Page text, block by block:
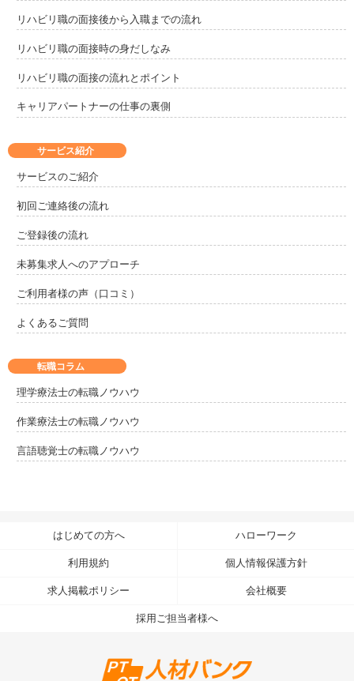
サービス紹介
サービスのご紹介
初回ご連絡後の流れ
ご登録後の流れ
未募集求人へのアプローチ
ご利用者様の声（口コミ）
よくあるご質問
リハビリ職の面接後から入職までの流れ
リハビリ職の面接時の身だしなみ
リハビリ職の面接の流れとポイント
キャリアパートナーの仕事の裏側
転職コラム
理学療法士の転職ノウハウ
作業療法士の転職ノウハウ
言語聴覚士の転職ノウハウ
はじめての方へ ハローワーク
利用規約 個人情報保護方針
求人掲載ポリシー 会社概要
採用ご担当者様へ